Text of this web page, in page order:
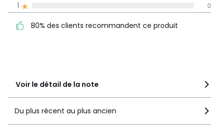
4 0
5
Voir le détail de la note
1 0
80% des clients recommandent ce produit
Du plus récent au plus ancien